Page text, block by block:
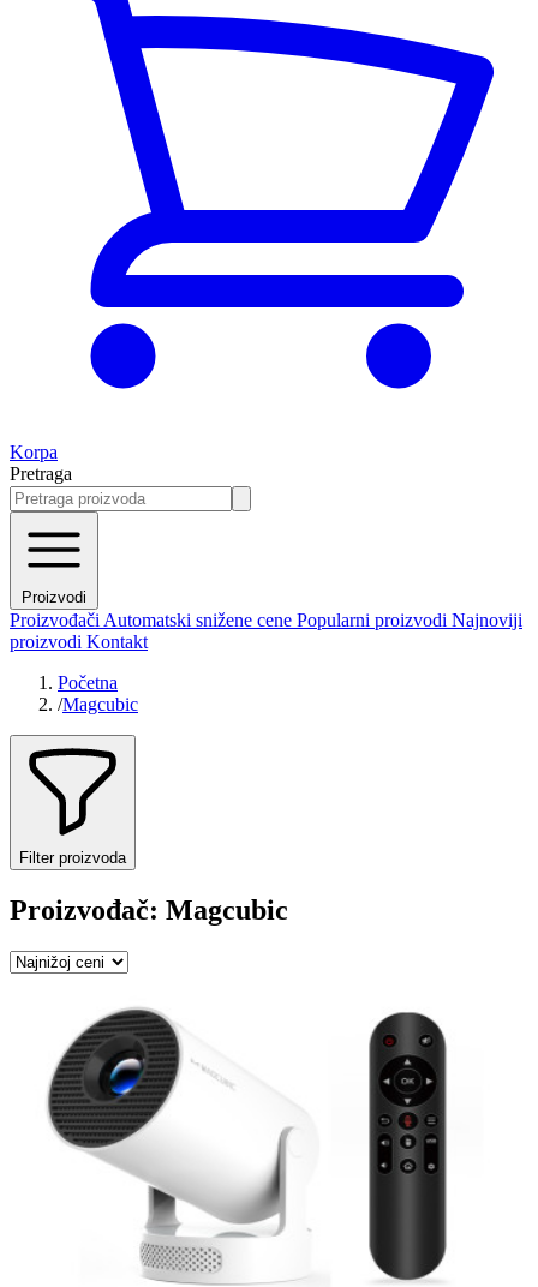
Korpa
Pretraga
Proizvodi
Proizvođači Automatski snižene cene Popularni proizvodi Najnoviji
proizvodi Kontakt
Početna
/Magcubic
Filter proizvoda
Proizvođač: Magcubic